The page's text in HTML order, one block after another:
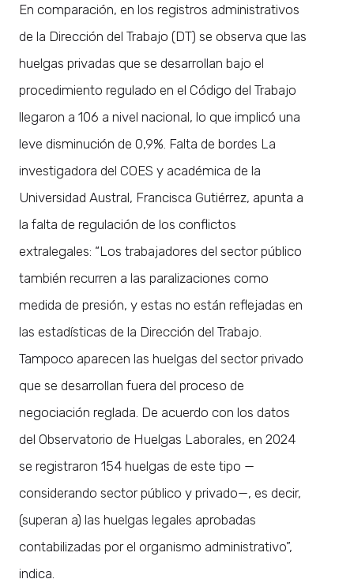
En comparación, en los registros administrativos
de la Dirección del Trabajo (DT) se observa que las
huelgas privadas que se desarrollan bajo el
procedimiento regulado en el Código del Trabajo
llegaron a 106 a nivel nacional, lo que implicó una
leve disminución de 0,9%. Falta de bordes La
investigadora del COES y académica de la
Universidad Austral, Francisca Gutiérrez, apunta a
la falta de regulación de los conflictos
extralegales: “Los trabajadores del sector público
también recurren a las paralizaciones como
medida de presión, y estas no están reflejadas en
las estadísticas de la Dirección del Trabajo.
Tampoco aparecen las huelgas del sector privado
que se desarrollan fuera del proceso de
negociación reglada. De acuerdo con los datos
del Observatorio de Huelgas Laborales, en 2024
se registraron 154 huelgas de este tipo —
considerando sector público y privado—, es decir,
(superan a) las huelgas legales aprobadas
contabilizadas por el organismo administrativo”,
indica.